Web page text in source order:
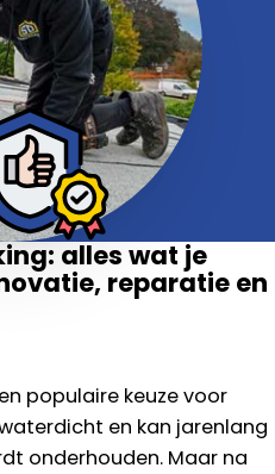
alles wat je
reparatie en
populaire keuze voor
en kan jarenlang
onderhouden. Maar na